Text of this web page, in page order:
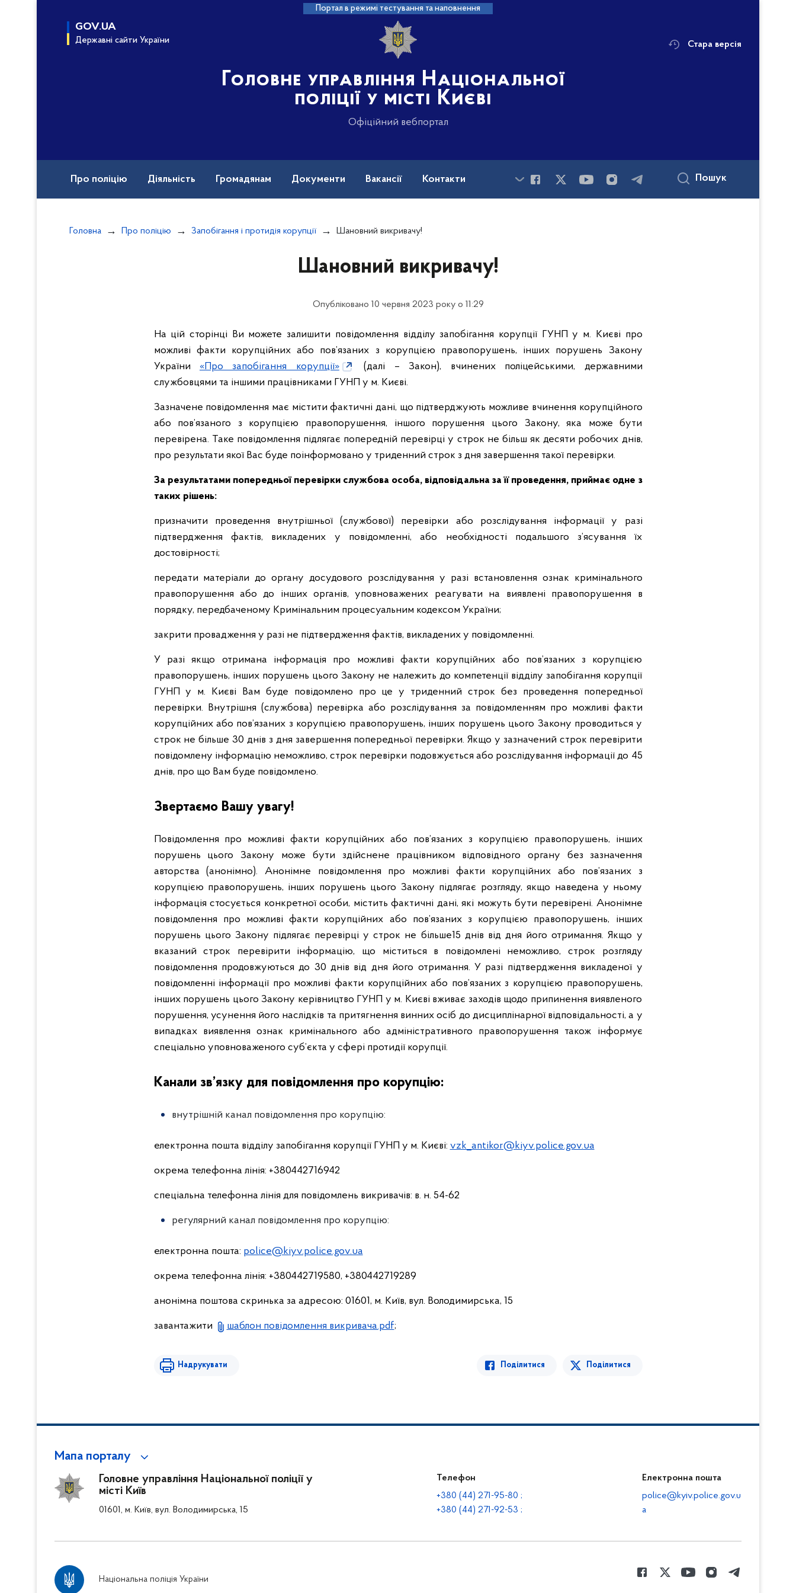
Портал в режимі тестування та наповнення
GOV.UA
Державні сайти України
Головне управління Національної
поліції у місті Києві
Офіційний вебпортал
Стара версія
Про поліцію Діяльність Громадянам Документи Вакансії Контакти Пошук
Головна Про поліцію Запобігання і протидія корупції Шановний викривачу!
Шановний викривачу!
Опубліковано 10 червня 2023 року о 11:29
На цій сторінці Ви можете залишити повідомлення відділу запобігання корупції ГУНП у м. Києві про
можливі факти корупційних або пов’язаних з корупцією правопорушень, інших порушень Закону
України «Про запобігання корупції»
(далі – Закон), вчинених поліцейськими, державними
службовцями та іншими працівниками ГУНП у м. Києві.
Зазначене повідомлення має містити фактичні дані, що підтверджують можливе вчинення корупційного
або пов’язаного з корупцією правопорушення, іншого порушення цього Закону, яка може бути
перевірена. Таке повідомлення підлягає попередній перевірці у строк не більш як десяти робочих днів,
про результати якої Вас буде поінформовано у триденний строк з дня завершення такої перевірки.
За результатами попередньої перевірки службова особа, відповідальна за її проведення, приймає одне з
таких рішень:
призначити проведення внутрішньої (службової) перевірки або розслідування інформації у разі
підтвердження фактів, викладених у повідомленні, або необхідності подальшого з’ясування їх
достовірності;
передати матеріали до органу досудового розслідування у разі встановлення ознак кримінального
правопорушення або до інших органів, уповноважених реагувати на виявлені правопорушення в
порядку, передбаченому Кримінальним процесуальним кодексом України;
закрити провадження у разі не підтвердження фактів, викладених у повідомленні.
У разі якщо отримана інформація про можливі факти корупційних або пов’язаних з корупцією
правопорушень, інших порушень цього Закону не належить до компетенції відділу запобігання корупції
ГУНП у м. Києві Вам буде повідомлено про це у триденний строк без проведення попередньої
перевірки. Внутрішня (службова) перевірка або розслідування за повідомленням про можливі факти
корупційних або пов’язаних з корупцією правопорушень, інших порушень цього Закону проводиться у
строк не більше 30 днів з дня завершення попередньої перевірки. Якщо у зазначений строк перевірити
повідомлену інформацію неможливо, строк перевірки подовжується або розслідування інформації до 45
днів, про що Вам буде повідомлено.
Звертаємо Вашу увагу!
Повідомлення про можливі факти корупційних або пов’язаних з корупцією правопорушень, інших
порушень цього Закону може бути здійснене працівником відповідного органу без зазначення
авторства (анонімно). Анонімне повідомлення про можливі факти корупційних або пов’язаних з
корупцією правопорушень, інших порушень цього Закону підлягає розгляду, якщо наведена у ньому
інформація стосується конкретної особи, містить фактичні дані, які можуть бути перевірені. Анонімне
повідомлення про можливі факти корупційних або пов’язаних з корупцією правопорушень, інших
порушень цього Закону підлягає перевірці у строк не більше15 днів від дня його отримання. Якщо у
вказаний строк перевірити інформацію, що міститься в повідомлені неможливо, строк розгляду
повідомлення продовжуються до 30 днів від дня його отримання. У разі підтвердження викладеної у
повідомленні інформації про можливі факти корупційних або пов’язаних з корупцією правопорушень,
інших порушень цього Закону керівництво ГУНП у м. Києві вживає заходів щодо припинення виявленого
порушення, усунення його наслідків та притягнення винних осіб до дисциплінарної відповідальності, а у
випадках виявлення ознак кримінального або адміністративного правопорушення також інформує
спеціально уповноваженого суб’єкта у сфері протидії корупції.
Kанали зв’язку для повідомлення про корупцію:
внутрішній канал повідомлення про корупцію:
електронна пошта відділу запобігання корупції ГУНП у м. Києві: vzk_antikor@kiyv.police.gov.ua
окрема телефонна лінія: +380442716942
спеціальна телефонна лінія для повідомлень викривачів: в. н. 54-62
регулярний канал повідомлення про корупцію:
електронна пошта: police@kiyv.police.gov.ua
окрема телефонна лінія: +380442719580, +380442719289
анонімна поштова скринька за адресою: 01601, м. Київ, вул. Володимирська, 15
завантажити шаблон повідомлення викривача.pdf;
Надрукувати Поділитися Поділитися
Мапа порталу
Головне управління Національної поліції у
місті Київ
01601, м. Київ, вул. Володимирська, 15
Телефон
+380 (44) 271-95-80 ;
+380 (44) 271-92-53 ;
Електронна пошта
police@kyiv.police.gov.u
a
Національна поліція України